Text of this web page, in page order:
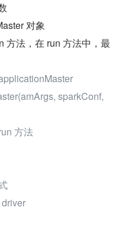
对象
方法，在 run 方法中，最
sparkConf,
方法